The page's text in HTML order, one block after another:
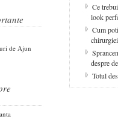
de Ajun
Ce
look
Cum
despre
Totul